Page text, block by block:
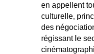
en appellent
culturelle,
des
régissant le